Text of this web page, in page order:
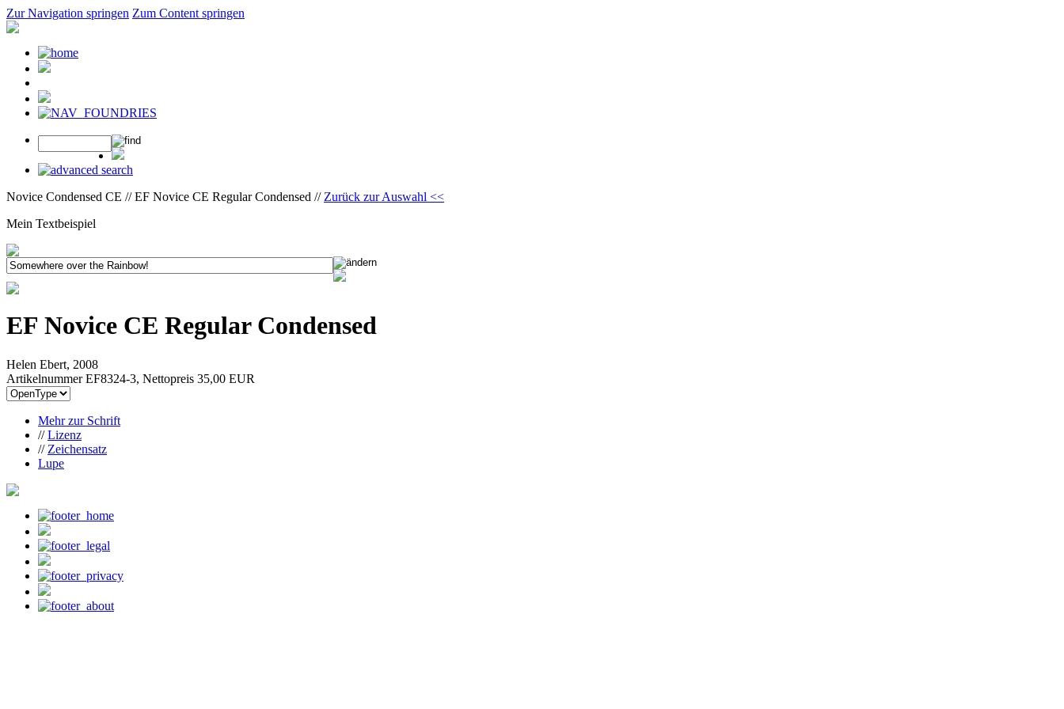
Zur Navigation springen Zum Content springen
Novice Condensed CE // EF Novice CE Regular Condensed // Zurück zur Auswahl <<
Mein Textbeispiel
EF Novice CE Regular Condensed
Helen Ebert, 2008
Artikelnummer EF8324-3, Nettopreis 35,00 EUR
Mehr zur Schrift
//Lizenz
// Zeichensatz
Lupe